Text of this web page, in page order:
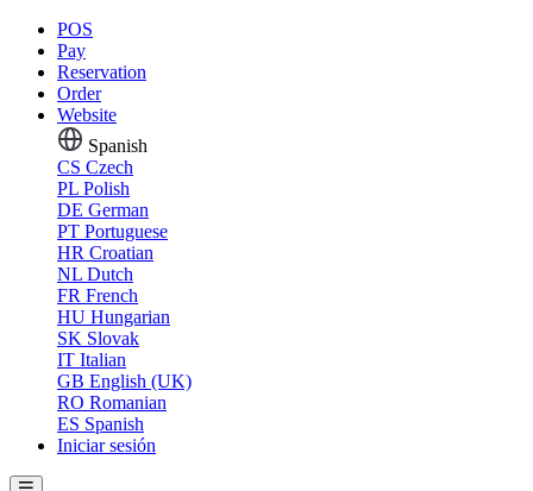
POS
Pay
Reservation
Order
Website
Spanish
CS Czech
PL Polish
DE German
PT Portuguese
HR Croatian
NL Dutch
FR French
HU Hungarian
SK Slovak
IT Italian
GB English (UK)
RO Romanian
ES Spanish
Iniciar sesión